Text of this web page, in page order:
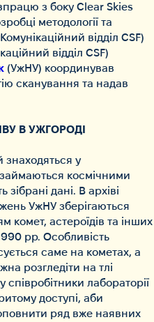
з боку Clear Skies
методології та
відділ CSF)
відділ CSF)
(УжНУ) координував
сканування та надав
В УЖГОРОДІ
знаходяться у
займаються космічними
дані. В архіві
УжНУ зберігаються
комет, астероїдів та інших
рр. Особливість
саме на кометах, а
розгледіти на тлі
співробітники лабораторії
доступі, аби
ряд вже наявних